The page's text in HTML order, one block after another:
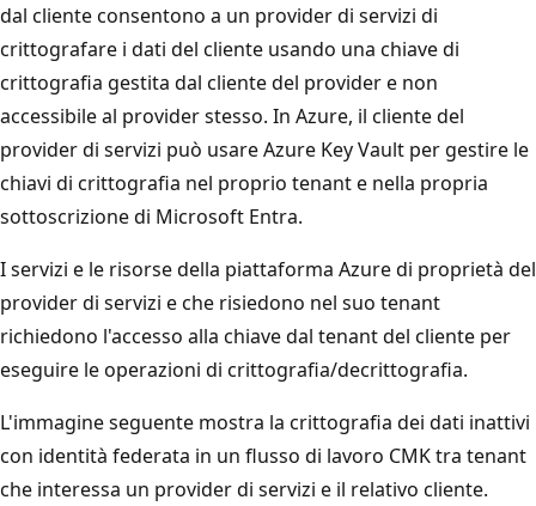
dal cliente consentono a un provider di servizi di
crittografare i dati del cliente usando una chiave di
crittografia gestita dal cliente del provider e non
accessibile al provider stesso. In Azure, il cliente del
provider di servizi può usare Azure Key Vault per gestire le
chiavi di crittografia nel proprio tenant e nella propria
sottoscrizione di Microsoft Entra.
I servizi e le risorse della piattaforma Azure di proprietà del
provider di servizi e che risiedono nel suo tenant
richiedono l'accesso alla chiave dal tenant del cliente per
eseguire le operazioni di crittografia/decrittografia.
L'immagine seguente mostra la crittografia dei dati inattivi
con identità federata in un flusso di lavoro CMK tra tenant
che interessa un provider di servizi e il relativo cliente.